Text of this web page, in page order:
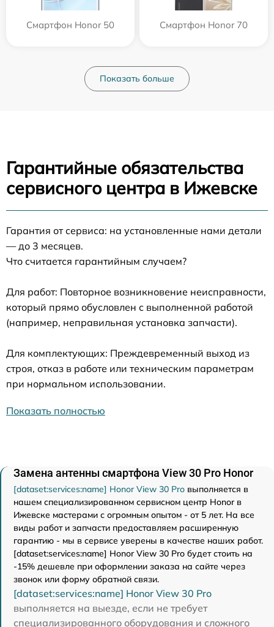
Смартфон Honor 50 Смартфон Honor 70
Показать больше
Гарантийные обязательства
сервисного центра в Ижевске
Гарантия от сервиса: на установленные нами детали
— до 3 месяцев.
Что считается гарантийным случаем?
Для работ: Повторное возникновение неисправности,
который прямо обусловлен с выполненной работой
(например, неправильная установка запчасти).
Для комплектующих: Преждевременный выход из
строя, отказ в работе или техническим параметрам
при нормальном использовании.
Показать полностью
Замена антенны смартфона View 30 Pro Honor
[dataset:services:name] Honor View 30 Pro выполняется в
нашем специализированном сервисном центр Honor в
Ижевске мастерами с огромным опытом - от 5 лет. На все
виды работ и запчасти предоставляем расширенную
гарантию - мы в сервисе уверены в качестве наших работ.
[dataset:services:name] Honor View 30 Pro будет стоить на
-15% дешевле при оформлении заказа на сайте через
звонок или форму обратной связи.
[dataset:services:name] Honor View 30 Pro
выполняется на выезде, если не требует
специализированного оборудования и сложного